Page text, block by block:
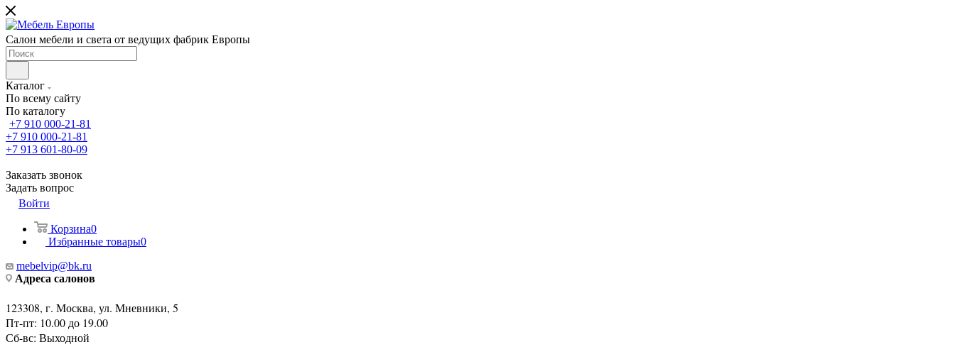
Салон мебели и света от ведущих фабрик Европы
Каталог
По всему сайту
По каталогу
+7 910 000-21-81
+7 910 000-21-81
+7 913 601-80-09
Заказать звонок
Задать вопрос
Войти
Корзина0
Избранные товары0
mebelvip@bk.ru
Адреса салонов
123308, г. Москва, ул. Мневники, 5
Пт-пт: 10.00 до 19.00
Сб-вс: Выходной